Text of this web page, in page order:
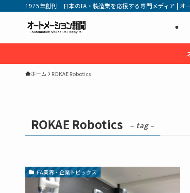
1975年創刊 日本のFA・製造業を応援する専門メディア |
ホーム ROKAE Robotics
ROKAE Robotics – tag –
FA業界・企業トピックス